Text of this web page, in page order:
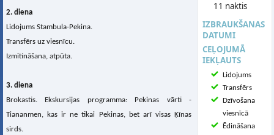
11 naktis
IZBRAUKŠANAS
DATUMI
CEĻOJUMĀ
IEKĻAUTS
Lidojums
Transfērs
Dzīvošana
viesnīcā
Ēdināšana
2. diena
Lidojums Stambula-Pekina.
Transfērs uz viesnīcu.
Izmitināšana, atpūta.
3. diena
Brokastis. Ekskursijas programma: Pekinas vārti -
Tiananmen, kas ir ne tikai Pekinas, bet arī visas Ķīnas
sirds.